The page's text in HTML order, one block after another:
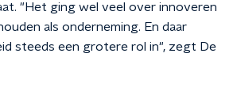
"Het ging wel veel over innoveren
als onderneming. En daar
steeds een grotere rol in", zegt De